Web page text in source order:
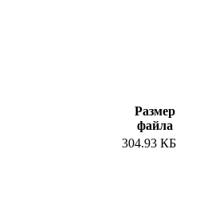
Размер
файла
304.93 КБ